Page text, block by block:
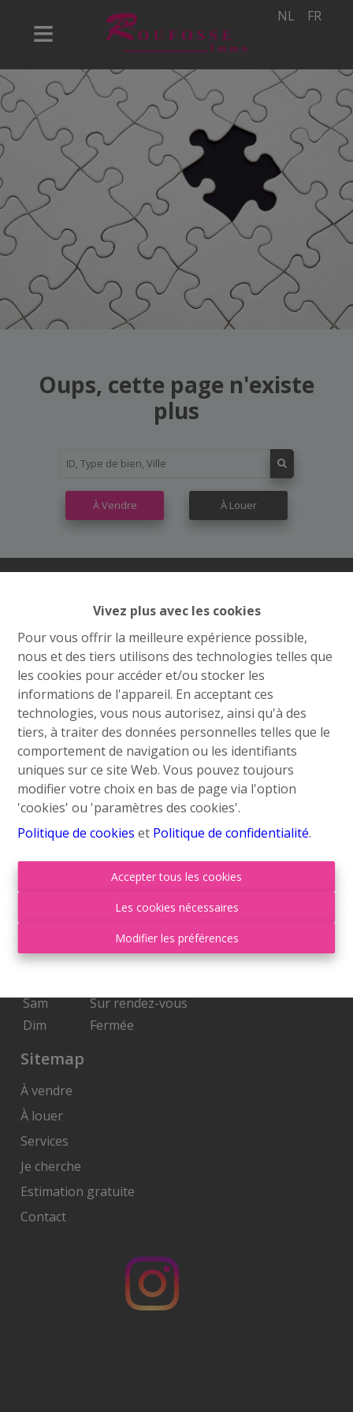
Vivez plus avec les cookies
Pour vous offrir la meilleure expérience possible,
nous et des tiers utilisons des technologies telles que
les cookies pour accéder et/ou stocker les
informations de l'appareil. En acceptant ces
technologies, vous nous autorisez, ainsi qu'à des
tiers, à traiter des données personnelles telles que le
comportement de navigation ou les identifiants
uniques sur ce site Web. Vous pouvez toujours
modifier votre choix en bas de page via l'option
'cookies' ou 'paramètres des cookies'.
Politique de cookies et Politique de confidentialité.
Accepter tous les cookies
Les cookies nécessaires
Modifier les préférences
NL FR
Oups, cette page n'existe
plus
À Vendre À Louer
Contactez nous
Grand’Route (Flh) 548
4400 Flémalle
+32 4 234 21 10
info@roufosse.be
Disclaimer
Privacy Statement
Membre Federia
Heures d'ouverture
09:00-18:00
09:00-18:00
Je
09:00-18:00
Sam
Sur rendez-vous
Dim
Fermée
Sitemap
À vendre
À louer
Services
Je cherche
Estimation gratuite
Contact